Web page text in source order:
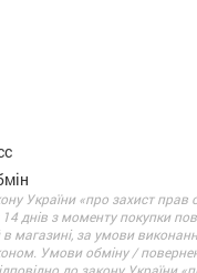
України «про захист прав
днів з моменту покупки
магазині, за умови
Умови обміну /
до закону України